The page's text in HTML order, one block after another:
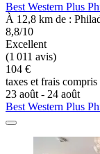
Best Western Plus
À 12,8 km de :
8,8/10
Excellent
(1 011 avis)
104 €
taxes et frais compris
23 août - 24 août
Best Western Plus